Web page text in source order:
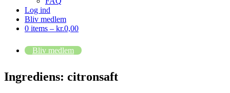
Log ind
Bliv medlem
0 items – kr.0,00
Bliv medlem
Ingrediens: citronsaft